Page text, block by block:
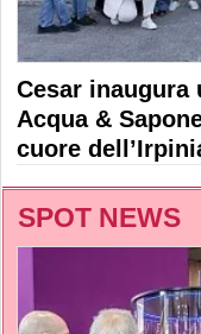
Cesar inaugura
Acqua &
cuore
SPOT NEWS